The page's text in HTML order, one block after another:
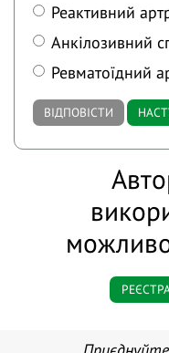
Реактивний
Анкілозивний
Ревматоїдний
ВІДПОВІСТИ